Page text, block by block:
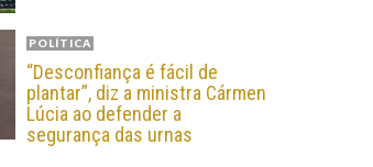
POLÍTICA
“Desconfiança é fácil de
plantar”, diz a ministra Cármen
Lúcia ao defender a
segurança das urnas